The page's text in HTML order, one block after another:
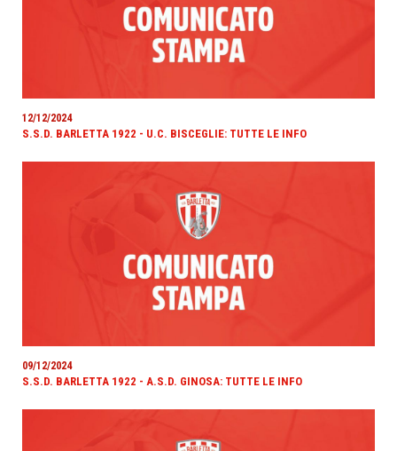
12/12/2024
S.S.D. BARLETTA 1922 - U.C. BISCEGLIE: TUTTE LE INFO
09/12/2024
S.S.D. BARLETTA 1922 - A.S.D. GINOSA: TUTTE LE INFO